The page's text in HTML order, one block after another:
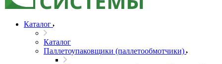
Каталог
Каталог
Паллетоупаковщики (паллетообмотчики)